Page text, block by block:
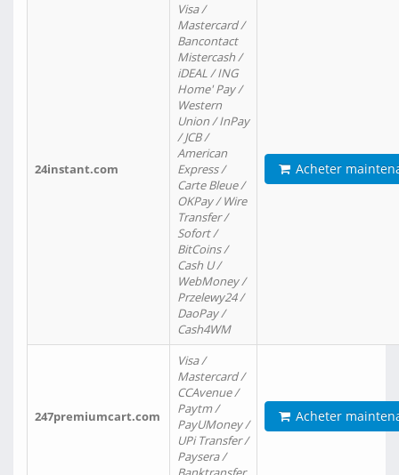
24instant.com
Visa /
Mastercard /
Bancontact
Mistercash /
iDEAL / ING
Home' Pay /
Western
Union / InPay
/ JCB /
American
Express /
Carte Bleue /
OKPay / Wire
Transfer /
Sofort /
BitCoins /
Cash U /
WebMoney /
Przelewy24 /
DaoPay /
Cash4WM
Acheter
247premiumcart.com
Visa /
Mastercard /
CCAvenue /
Paytm /
PayUMoney /
UPi Transfer /
Paysera /
Acheter